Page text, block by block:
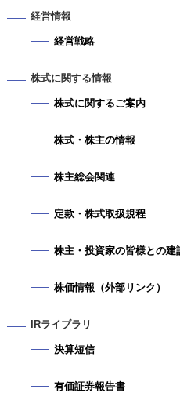
経営情報
経営戦略
株式に関する情報
株式に関するご案内
株式・株主の情報
株主総会関連
定款・株式取扱規程
株主・投資家の皆様との
株価情報（外部リンク）
IRライブラリ
決算短信
有価証券報告書